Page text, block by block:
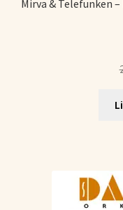
Mirva & Telefunken